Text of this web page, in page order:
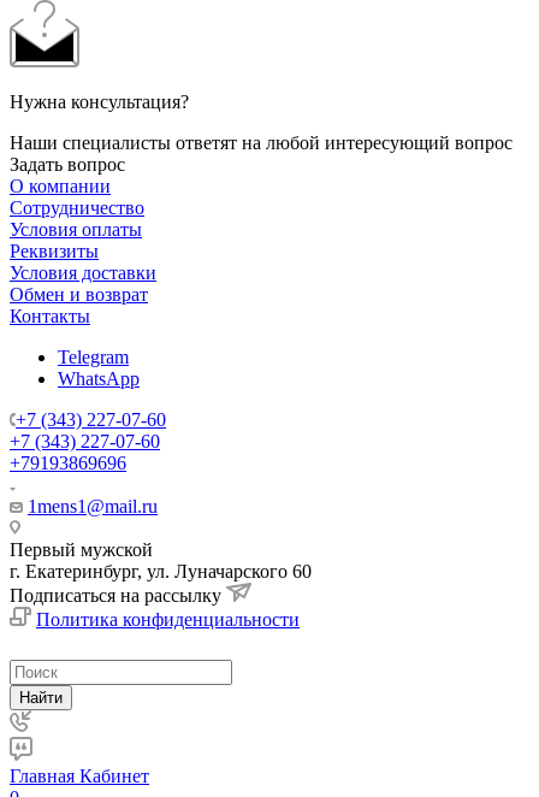
Нужна консультация?
Наши специалисты ответят на любой интересующий вопрос
Задать вопрос
О компании
Сотрудничество
Условия оплаты
Реквизиты
Условия доставки
Обмен и возврат
Контакты
Telegram
WhatsApp
+7 (343) 227-07-60
+7 (343) 227-07-60
+79193869696
1mens1@mail.ru
Первый мужской
г. Екатеринбург, ул. Луначарского 60
Подписаться на рассылку
Политика конфиденциальности
Найти
Главная Кабинет